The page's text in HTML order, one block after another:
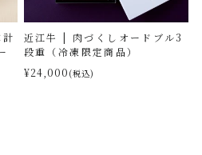
近江牛 | 肉づくしオードブル3
段重（冷凍限定商品）
¥24,000 (税込)